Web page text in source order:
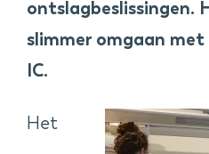
ontslagbeslissingen.
slimmer omgaan
IC.
Het